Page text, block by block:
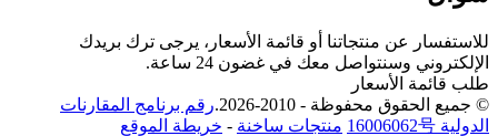
للاستفسار عن منتجاتنا أو قائمة الأسعار، يرجى ترك بريدك
الإلكتروني وسنتواصل معك في غضون 24 ساعة.
طلب قائمة الأسعار
© جميع الحقوق محفوظة - 2010-2026.
رقم برنامج المقارنات
الدولية 16006062号
منتجات ساخنة - خريطة الموقع